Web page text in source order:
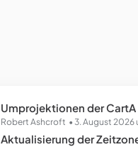
Umprojektionen der CartA
Robert Ashcroft 3. August 2026
Aktualisierung der